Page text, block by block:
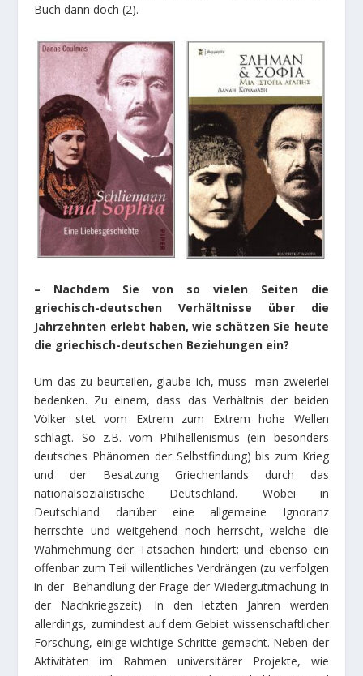
Buch dann doch (2).
– Nachdem Sie von so vielen Seiten die
griechisch-deutschen Verhältnisse über die
Jahrzehnten erlebt haben, wie schätzen Sie heute
die griechisch-deutschen Beziehungen ein?
Um das zu beurteilen, glaube ich, muss man zweierlei
bedenken. Zu einem, dass das Verhältnis der beiden
Völker stet vom Extrem zum Extrem hohe Wellen
schlägt. So z.B. vom Philhellenismus (ein besonders
deutsches Phänomen der Selbstfindung) bis zum Krieg
und der Besatzung Griechenlands durch das
nationalsozialistische Deutschland. Wobei in
Deutschland darüber eine allgemeine Ignoranz
herrschte und weitgehend noch herrscht, welche die
Wahrnehmung der Tatsachen hindert; und ebenso ein
offenbar zum Teil willentliches Verdrängen (zu verfolgen
in der Behandlung der Frage der Wiedergutmachung in
der Nachkriegszeit). In den letzten Jahren werden
allerdings, zumindest auf dem Gebiet wissenschaftlicher
Forschung, einige wichtige Schritte gemacht. Neben der
Aktivitäten im Rahmen universitärer Projekte, wie